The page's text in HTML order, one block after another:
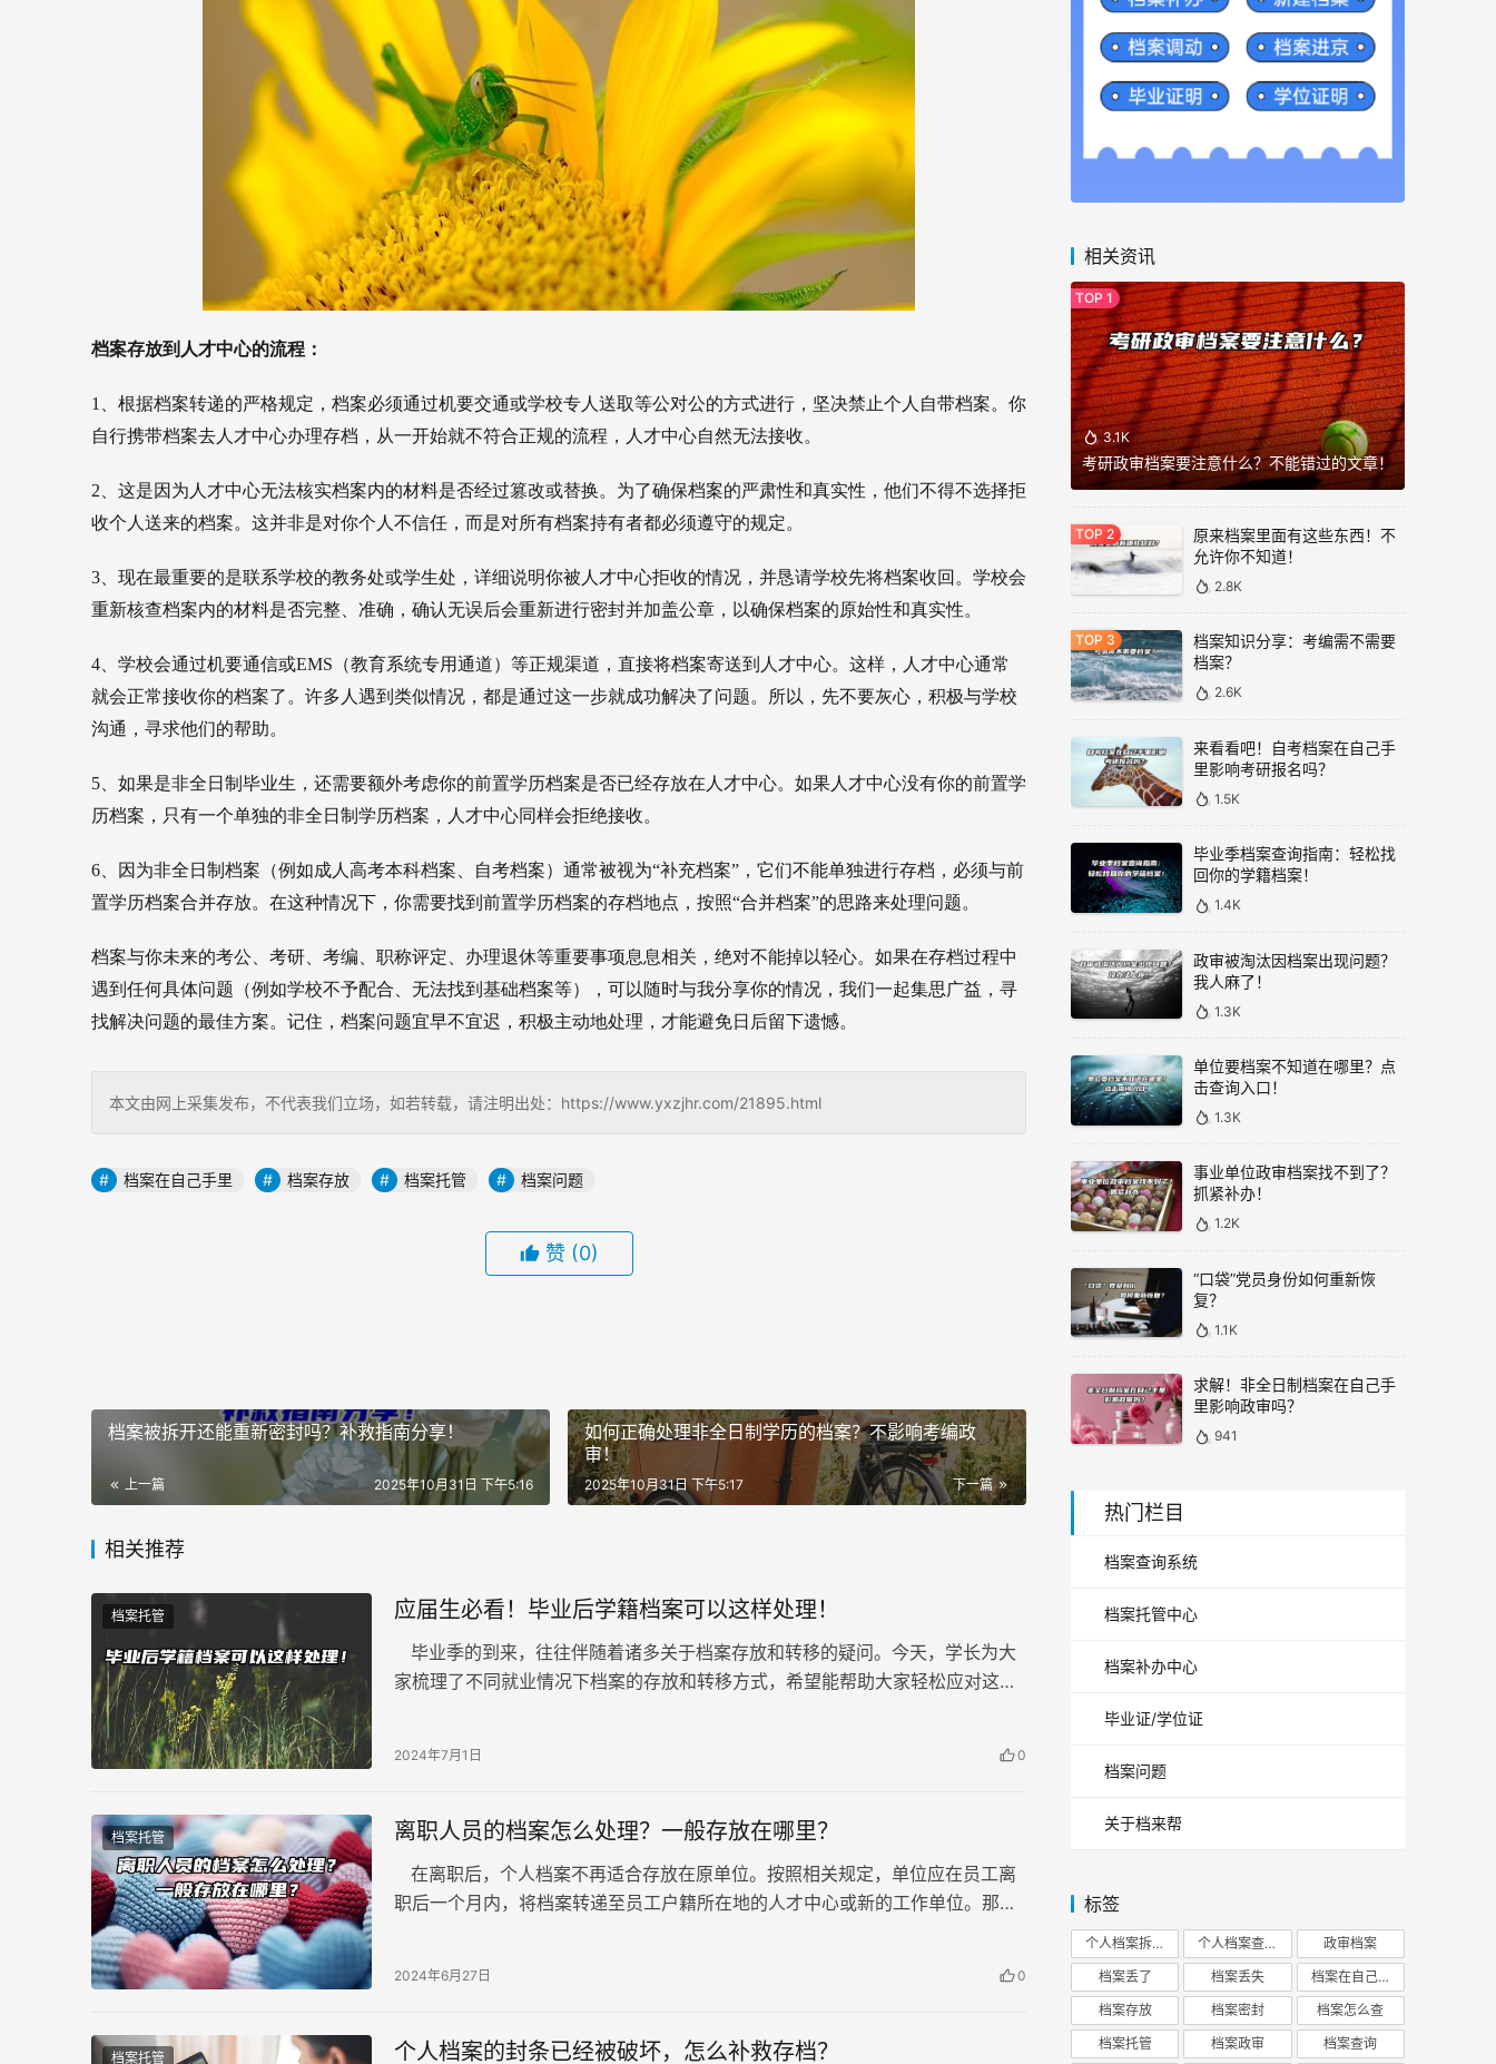
档案存放到人才中心的流程：
1、根据档案转递的严格规定，档案必须通过机要交通或学校专人送取等公对公的方式进行，坚决禁止个人自带档案。你
自行携带档案去人才中心办理存档，从一开始就不符合正规的流程，人才中心自然无法接收。
2、这是因为人才中心无法核实档案内的材料是否经过篡改或替换。为了确保档案的严肃性和真实性，他们不得不选择拒
收个人送来的档案。这并非是对你个人不信任，而是对所有档案持有者都必须遵守的规定。
3、现在最重要的是联系学校的教务处或学生处，详细说明你被人才中心拒收的情况，并恳请学校先将档案收回。学校会
重新核查档案内的材料是否完整、准确，确认无误后会重新进行密封并加盖公章，以确保档案的原始性和真实性。
4、学校会通过机要通信或EMS（教育系统专用通道）等正规渠道，直接将档案寄送到人才中心。这样，人才中心通常
就会正常接收你的档案了。许多人遇到类似情况，都是通过这一步就成功解决了问题。所以，先不要灰心，积极与学校
沟通，寻求他们的帮助。
5、如果是非全日制毕业生，还需要额外考虑你的前置学历档案是否已经存放在人才中心。如果人才中心没有你的前置学
历档案，只有一个单独的非全日制学历档案，人才中心同样会拒绝接收。
6、因为非全日制档案（例如成人高考本科档案、自考档案）通常被视为“补充档案”，它们不能单独进行存档，必须与前
置学历档案合并存放。在这种情况下，你需要找到前置学历档案的存档地点，按照“合并档案”的思路来处理问题。
档案与你未来的考公、考研、考编、职称评定、办理退休等重要事项息息相关，绝对不能掉以轻心。如果在存档过程中
遇到任何具体问题（例如学校不予配合、无法找到基础档案等），可以随时与我分享你的情况，我们一起集思广益，寻
找解决问题的最佳方案。记住，档案问题宜早不宜迟，积极主动地处理，才能避免日后留下遗憾。
本文由网上采集发布，不代表我们立场，如若转载，请注明出处：https://www.yxzjhr.com/21895.html
档案在自己手里 档案存放 档案托管 档案问题
赞 (0)
档案被拆开还能重新密封吗？补救指南分享！
上一篇 2025年10月31日 下午5:16
如何正确处理非全日制学历的档案？不影响考编政
审！
下一篇
2025年10月31日 下午5:17
相关推荐
档案托管 应届生必看！毕业后学籍档案可以这样处理！
毕业季的到来，往往伴随着诸多关于档案存放和转移的疑问。今天，学长为大
家梳理了不同就业情况下档案的存放和转移方式，希望能帮助大家轻松应对这件
2024年7月1日 0
档案托管 离职人员的档案怎么处理？一般存放在哪里？
在离职后，个人档案不再适合存放在原单位。按照相关规定，单位应在员工离
职后一个月内，将档案转递至员工户籍所在地的人才中心或新的工作单位。那
2024年6月27日 0
档案托管 个人档案的封条已经被破坏，怎么补救存档？
相关资讯
3.1K
考研政审档案要注意什么？不能错过的文章！
原来档案里面有这些东西！不
允许你不知道！
2.8K
档案知识分享：考编需不需要
档案？
2.6K
来看看吧！自考档案在自己手
里影响考研报名吗？
1.5K
毕业季档案查询指南：轻松找
回你的学籍档案！
1.4K
政审被淘汰因档案出现问题？
我人麻了！
1.3K
单位要档案不知道在哪里？点
击查询入口！
1.3K
事业单位政审档案找不到了？
抓紧补办！
1.2K
“口袋”党员身份如何重新恢
复？
1.1K
求解！非全日制档案在自己手
里影响政审吗？
941
热门栏目
档案查询系统
档案托管中心
档案补办中心
毕业证/学位证
档案问题
关于档来帮
标签
个人档案拆开 个人档案查询 政审档案
档案丢了 档案丢失 档案在自己手里
档案存放 档案密封 档案怎么查
档案托管 档案政审 档案查询